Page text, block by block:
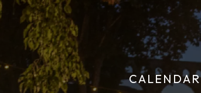
CALENDAR